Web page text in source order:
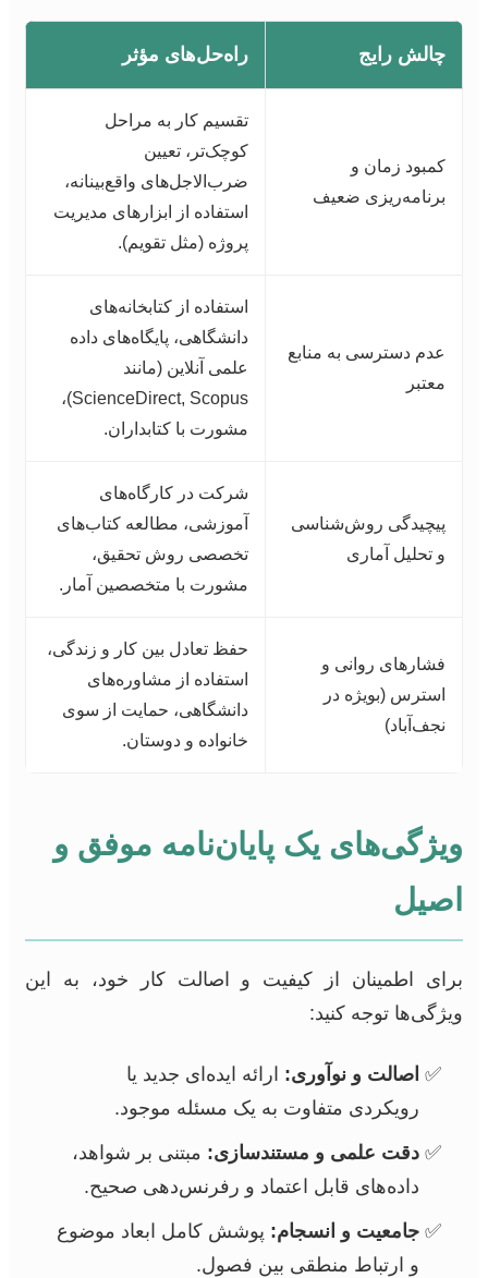
چالش رایج راه‌حل‌های مؤثر
کمبود زمان و
برنامه‌ریزی ضعیف
تقسیم کار به مراحل
کوچک‌تر، تعیین
ضرب‌الاجل‌های واقع‌بینانه،
استفاده از ابزارهای مدیریت
پروژه (مثل تقویم).
عدم دسترسی به منابع
معتبر
استفاده از کتابخانه‌های
دانشگاهی، پایگاه‌های داده
علمی آنلاین (مانند
ScienceDirect, Scopus)،
مشورت با کتابداران.
پیچیدگی روش‌شناسی
و تحلیل آماری
شرکت در کارگاه‌های
آموزشی، مطالعه کتاب‌های
تخصصی روش تحقیق،
مشورت با متخصصین آمار.
فشارهای روانی و
استرس (بویژه در
نجف‌آباد)
حفظ تعادل بین کار و زندگی،
استفاده از مشاوره‌های
دانشگاهی، حمایت از سوی
خانواده و دوستان.
ویژگی‌های یک پایان‌نامه موفق و
اصیل
برای اطمینان از کیفیت و اصالت کار خود، به این
ویژگی‌ها توجه کنید:
اصالت و نوآوری: ارائه ایده‌ای جدید یا
رویکردی متفاوت به یک مسئله موجود.
دقت علمی و مستندسازی: مبتنی بر شواهد،
داده‌های قابل اعتماد و رفرنس‌دهی صحیح.
جامعیت و انسجام: پوشش کامل ابعاد موضوع
و ارتباط منطقی بین فصول.